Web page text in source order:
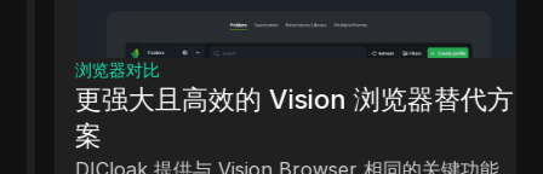
浏览器对比
更强大且高效的 Vision 浏览器替代方
DICloak 提供与 Vision Browser 相同的关键功能，